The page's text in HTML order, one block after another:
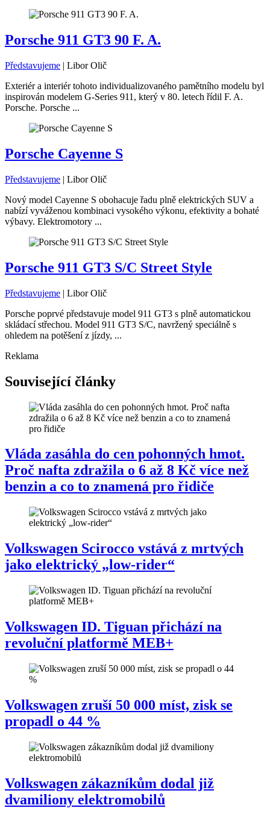
Porsche 911 GT3 90 F. A.
Představujeme | Libor Olič
Exteriér a interiér tohoto individualizovaného pamětního modelu byl
inspirován modelem G-Series 911, který v 80. letech řídil F. A.
Porsche. Porsche ...
Porsche Cayenne S
Představujeme | Libor Olič
Nový model Cayenne S obohacuje řadu plně elektrických SUV a
nabízí vyváženou kombinaci vysokého výkonu, efektivity a bohaté
výbavy. Elektromotory ...
Porsche 911 GT3 S/C Street Style
Představujeme | Libor Olič
Porsche poprvé představuje model 911 GT3 s plně automatickou
skládací střechou. Model 911 GT3 S/C, navržený speciálně s
ohledem na potěšení z jízdy, ...
Reklama
Související články
Vláda zasáhla do cen pohonných hmot.
Proč nafta zdražila o 6 až 8 Kč více než
benzin a co to znamená pro řidiče
Volkswagen Scirocco vstává z mrtvých
jako elektrický „low-rider“
Volkswagen ID. Tiguan přichází na
revoluční platformě MEB+
Volkswagen zruší 50 000 míst, zisk se
propadl o 44 %
Volkswagen zákazníkům dodal již
dvamiliony elektromobilů